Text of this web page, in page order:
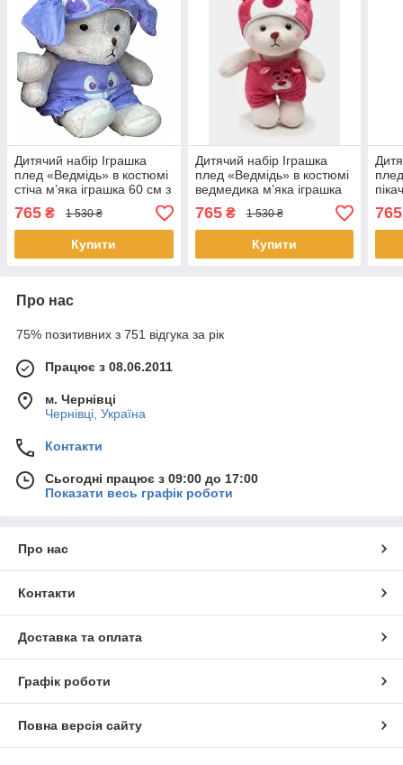
Дитячий набір Іграшка
плед «Ведмідь» в костюмі
стіча м’яка іграшка 60 см з
пледом 1,20 × 1,50 м
765 ₴ 1 530 ₴
Купити
Дитячий набір Іграшка
плед «Ведмідь» в костюмі
ведмедика м’яка іграшка
60 см з пледом 1,20 ×
1,50 м
765₴ 1 530 ₴
Купити
з
765
Про нас
75% позитивних з 751 відгука за рік
Працює з 08.06.2011
м. Чернівці
Чернівці, Україна
Контакти
Сьогодні працює з 09:00 до 17:00
Показати весь графік роботи
Про нас
Контакти
Доставка та оплата
Графік роботи
Повна версія сайту